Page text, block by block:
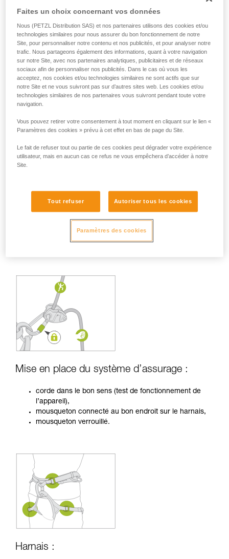
de la reproduire en autonomie.
Nous donnons des exemples de techniques
liées à votre activité. Il peut en exister d’autres
que nous ne décrivons pas ici.
Mise en place du système d’assurage :
corde dans le bon sens (test de fonctionnement de
l’appareil),
mousqueton connecté au bon endroit sur le harnais,
mousqueton verrouillé.
Harnais :
Faites un choix concernant vos données
Nous (PETZL Distribution SAS) et nos partenaires utilisons des cookies et/ou
technologies similaires pour nous assurer du bon fonctionnement de notre
Site, pour personnaliser notre contenu et nos publicités, et pour analyser notre
trafic. Nous partageons également des informations, quant à votre navigation
sur notre Site, avec nos partenaires analytiques, publicitaires et de réseaux
sociaux afin de personnaliser nos publicités. Dans le cas où vous les
acceptez, nos cookies et/ou technologies similaires ne sont actifs que sur
notre Site et ne vous suivront pas sur d’autres sites web. Les cookies et/ou
technologies similaires de nos partenaires vous suivront pendant toute votre
navigation.
Vous pouvez retirer votre consentement à tout moment en cliquant sur le lien «
Paramètres des cookies » prévu à cet effet en bas de page du Site.
Le fait de refuser tout ou partie de ces cookies peut dégrader votre expérience
utilisateur, mais en aucun cas ce refus ne vous empêchera d’accéder à notre
Site.
Tout refuser Autoriser tous les cookies
Paramètres des cookies